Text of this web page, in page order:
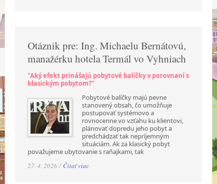
Otáznik pre: Ing. Michaelu Bernátovú,
manažérku hotela Termál vo Vyhniach
"Aký efekt prinášajú pobytové balíčky v porovnaní s
klasickým pobytom?"
Pobytové balíčky majú pevne
stanovený obsah, čo umožňuje
postupovať systémovo a
rovnocenne vo vzťahu ku klientovi,
plánovať dopredu jeho pobyt a
predchádzať tak nepríjemným
situáciám. Ak za klasický pobyt
považujeme ubytovanie s raňajkami, tak
27. 4. 2026 / Čítať viac